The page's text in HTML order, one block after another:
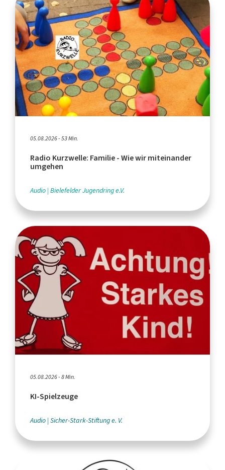
05.08.2026 - 53 Min.
Radio Kurzwelle: Familie - Wie wir miteinander
umgehen
Audio Bielefelder Jugendring e.V.
05.08.2026 - 8 Min.
KI-Spielzeuge
Audio Sicher-Stark-Stiftung e. V.